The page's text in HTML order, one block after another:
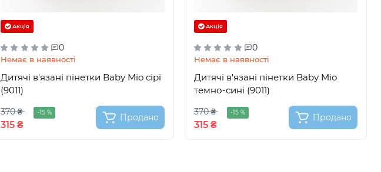
Акція
0
Немає в наявності
Дитячі в'язані пінетки Baby Mio сірі
(9011)
370 ₴ -15 %
315 ₴
Продано
Акція
0
Немає в наявності
Дитячі в'язані пінетки Baby Mio
темно-сині (9011)
370 ₴ -15 %
315 ₴
Продано